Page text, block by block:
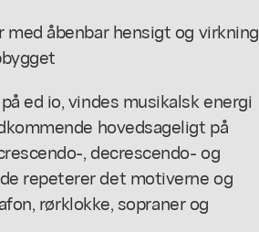
åbenbar hensigt og virkning
ed io, vindes musikalsk energi
hovedsageligt på
, decrescendo- og
repeterer det motiverne og
rørklokke, sopraner og